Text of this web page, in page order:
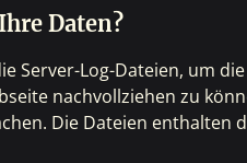
Daten?
Server-Log-Dateien, um die
nachvollziehen zu
Die Dateien enthalten